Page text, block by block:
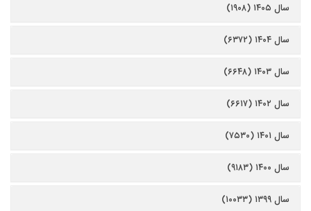
سال ۱۴۰۵ (۱۹۰۸)
سال ۱۴۰۴ (۶۳۷۲)
سال ۱۴۰۳ (۶۶۴۸)
سال ۱۴۰۲ (۶۶۱۷)
سال ۱۴۰۱ (۷۵۳۰)
سال ۱۴۰۰ (۹۱۸۳)
سال ۱۳۹۹ (۱۰۰۳۳)